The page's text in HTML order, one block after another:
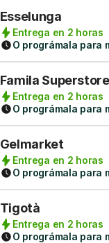
Esselunga
Entrega en 2 horas
O prográmala para
Famila Superstore
Entrega en 2 horas
O prográmala para
Gelmarket
Entrega en 2 horas
O prográmala para
Tigotà
Entrega en 2 horas
O prográmala para